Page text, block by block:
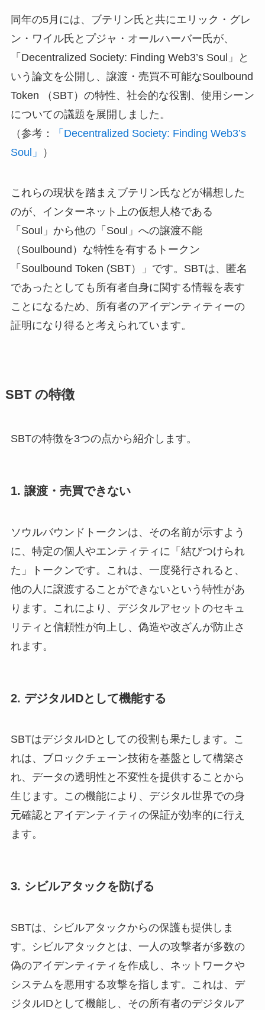
同年の5月には、ブテリン氏と共にエリック・グレ
ン・ワイル氏とプジャ・オールハーバー氏が、
「Decentralized Society: Finding Web3’s Soul」と
いう論文を公開し、譲渡・売買不可能なSoulbound
Token （SBT）の特性、社会的な役割、使用シーン
についての議題を展開しました。
（参考：
「Decentralized Society: Finding Web3’s
Soul」
）
これらの現状を踏まえブテリン氏などが構想した
のが、インターネット上の仮想人格である
「Soul」から他の「Soul」への譲渡不能
（Soulbound）な特性を有するトークン
「Soulbound Token (SBT）」です。SBTは、匿名
であったとしても所有者自身に関する情報を表す
ことになるため、所有者のアイデンティティーの
証明になり得ると考えられています。
SBTの特徴
SBTの特徴を3つの点から紹介します。
1. 譲渡・売買できない
ソウルバウンドトークンは、その名前が示すよう
に、特定の個人やエンティティに「結びつけられ
た」トークンです。これは、一度発行されると、
他の人に譲渡することができないという特性があ
ります。これにより、デジタルアセットのセキュ
リティと信頼性が向上し、偽造や改ざんが防止さ
れます。
2. デジタルIDとして機能する
SBTはデジタルIDとしての役割も果たします。こ
れは、ブロックチェーン技術を基盤として構築さ
れ、データの透明性と不変性を提供することから
生じます。この機能により、デジタル世界での身
元確認とアイデンティティの保証が効率的に行え
ます。
3. シビルアタックを防げる
SBTは、シビルアタックからの保護も提供しま
す。シビルアタックとは、一人の攻撃者が多数の
偽のアイデンティティを作成し、ネットワークや
システムを悪用する攻撃を指します。これは、デ
ジタルIDとして機能し、その所有者のデジタルア